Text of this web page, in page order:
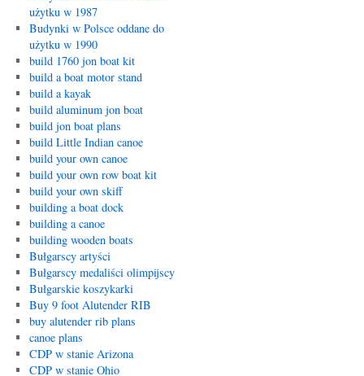
użytku w 1987
Budynki w Polsce oddane do
użytku w 1990
build 1760 jon boat kit
build a boat motor stand
build a kayak
build aluminum jon boat
build jon boat plans
build Little Indian canoe
build your own canoe
build your own row boat kit
build your own skiff
building a boat dock
building a canoe
building wooden boats
Bułgarscy artyści
Bułgarscy medaliści olimpijscy
Bułgarskie koszykarki
Buy 9 foot Alutender RIB
buy alutender rib plans
canoe plans
CDP w stanie Arizona
CDP w stanie Ohio